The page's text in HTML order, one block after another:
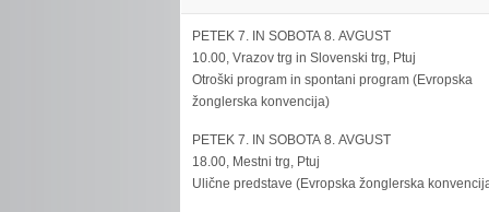
PETEK 7. IN SOBOTA 8. AVGUST
10.00, Vrazov trg in Slovenski trg, Ptuj
Otroški program in spontani program (Evropska
žonglerska konvencija)
PETEK 7. IN SOBOTA 8. AVGUST
18.00, Mestni trg, Ptuj
Ulične predstave (Evropska žonglerska